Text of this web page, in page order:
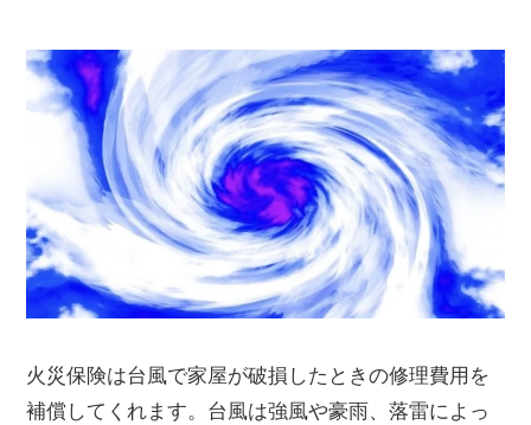
火災保険は台風で家屋が破損したときの修理費用を
補償してくれます。台風は強風や豪雨、落雷によっ